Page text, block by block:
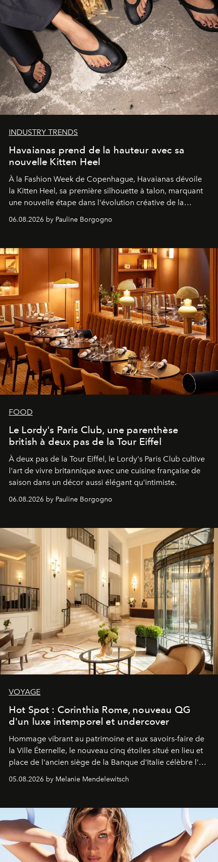
INDUSTRY TRENDS
Havaianas prend de la hauteur avec sa
nouvelle Kitten Heel
À la Fashion Week de Copenhague, Havaianas dévoile
la Kitten Heel, sa première silhouette à talon, marquant
une nouvelle étape dans l'évolution créative de la
06.08.2026 by Pauline Borgogno
FOOD
Le Lordy's Paris Club, une parenthèse
british à deux pas de la Tour Eiffel
À deux pas de la Tour Eiffel, le Lordy's Paris Club cultive
l'art de vivre britannique avec une cuisine française de
saison dans un décor aussi élégant qu'intimiste.
06.08.2026 by Pauline Borgogno
VOYAGE
Hot Spot : Corinthia Rome, nouveau QG
d'un luxe intemporel et undercover
Hommage vibrant au patrimoine et aux savoirs-faire de
la Ville Éternelle, le nouveau cinq étoiles situé en lieu et
place de l'ancien siège de la Banque d'Italie célèbre l'art
05.08.2026 by Melanie Mendelewitsch